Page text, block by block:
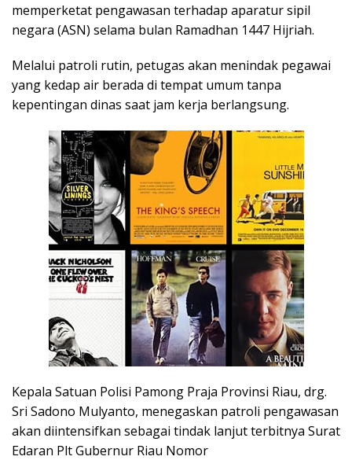
memperketat pengawasan terhadap aparatur sipil
negara (ASN) selama bulan Ramadhan 1447 Hijriah.
Melalui patroli rutin, petugas akan menindak pegawai
yang kedap air berada di tempat umum tanpa
kepentingan dinas saat jam kerja berlangsung.
Kepala Satuan Polisi Pamong Praja Provinsi Riau, drg.
Sri Sadono Mulyanto, menegaskan patroli pengawasan
akan diintensifkan sebagai tindak lanjut terbitnya Surat
Edaran Plt Gubernur Riau Nomor